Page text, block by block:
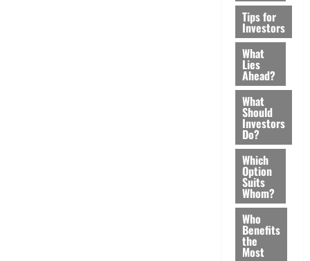
Tips for
Investors
What
Lies
Ahead?
What
Should
Investors
Do?
Which
Option
Suits
Whom?
Who
Benefits
the
Most